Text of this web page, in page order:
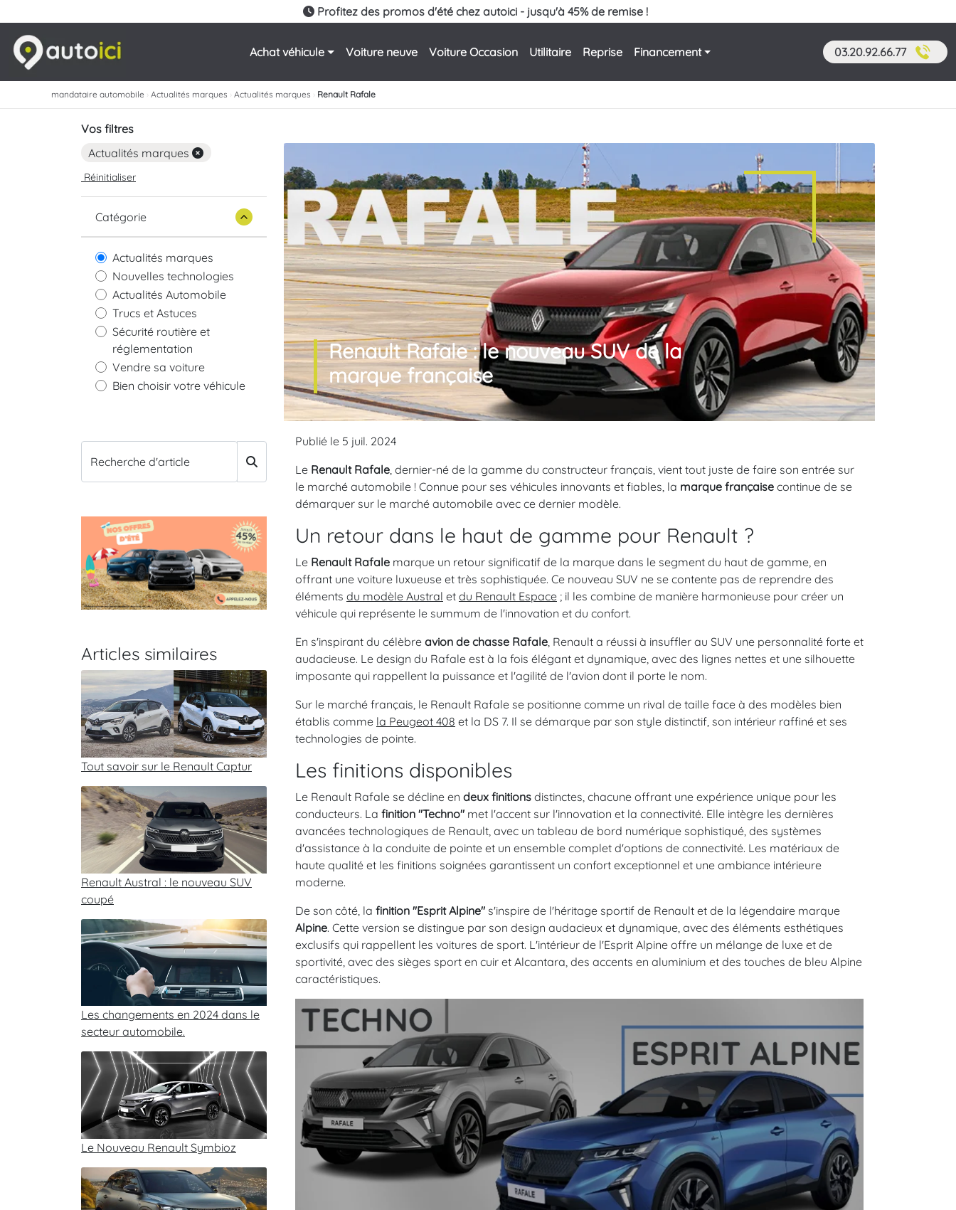
Profitez des promos d'été chez autoici - jusqu'à 45% de remise !
Achat véhicule Voiture neuve Voiture Occasion Utilitaire Reprise Financement 03.20.92.66.77
mandataire automobile › Actualités marques › Actualités marques › Renault Rafale
Vos filtres
Actualités marques
Réinitialiser
Catégorie
Actualités marques
Nouvelles technologies
Actualités Automobile
Trucs et Astuces
Sécurité routière et
réglementation
Vendre sa voiture
Bien choisir votre véhicule
Recherche d'article
Articles similaires
Tout savoir sur le Renault Captur
Renault Austral : le nouveau SUV
coupé
Les changements en 2024 dans le
secteur automobile.
Le Nouveau Renault Symbioz
Renault Rafale : le nouveau SUV de la
marque française
Publié le 5 juil. 2024
Le Renault Rafale, dernier-né de la gamme du constructeur français, vient tout juste de faire son entrée sur
le marché automobile ! Connue pour ses véhicules innovants et fiables, la marque française continue de se
démarquer sur le marché automobile avec ce dernier modèle.
Un retour dans le haut de gamme pour Renault ?
Le Renault Rafale marque un retour significatif de la marque dans le segment du haut de gamme, en
offrant une voiture luxueuse et très sophistiquée. Ce nouveau SUV ne se contente pas de reprendre des
éléments du modèle Austral et du Renault Espace ; il les combine de manière harmonieuse pour créer un
véhicule qui représente le summum de l'innovation et du confort.
En s'inspirant du célèbre avion de chasse Rafale, Renault a réussi à insuffler au SUV une personnalité forte et
audacieuse. Le design du Rafale est à la fois élégant et dynamique, avec des lignes nettes et une silhouette
imposante qui rappellent la puissance et l'agilité de l'avion dont il porte le nom.
Sur le marché français, le Renault Rafale se positionne comme un rival de taille face à des modèles bien
établis comme la Peugeot 408 et la DS 7. Il se démarque par son style distinctif, son intérieur raffiné et ses
technologies de pointe.
Les finitions disponibles
Le Renault Rafale se décline en deux finitions distinctes, chacune offrant une expérience unique pour les
conducteurs. La finition "Techno" met l'accent sur l'innovation et la connectivité. Elle intègre les dernières
avancées technologiques de Renault, avec un tableau de bord numérique sophistiqué, des systèmes
d'assistance à la conduite de pointe et un ensemble complet d'options de connectivité. Les matériaux de
haute qualité et les finitions soignées garantissent un confort exceptionnel et une ambiance intérieure
moderne.
De son côté, la finition "Esprit Alpine" s'inspire de l'héritage sportif de Renault et de la légendaire marque
Alpine. Cette version se distingue par son design audacieux et dynamique, avec des éléments esthétiques
exclusifs qui rappellent les voitures de sport. L'intérieur de l'Esprit Alpine offre un mélange de luxe et de
sportivité, avec des sièges sport en cuir et Alcantara, des accents en aluminium et des touches de bleu Alpine
caractéristiques.